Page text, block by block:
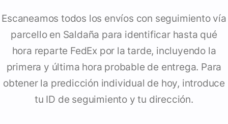
Escaneamos todos los envíos con seguimiento vía
parcello en Saldaña para identificar hasta qué
hora reparte FedEx por la tarde, incluyendo la
primera y última hora probable de entrega. Para
obtener la predicción individual de hoy, introduce
tu ID de seguimiento y tu dirección.